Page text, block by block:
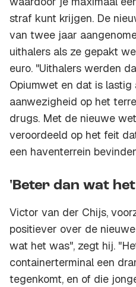
straf kunt krijgen. De
van twee jaar
uithalers als ze gepakt
euro. "Uithalers werden
Opiumwet en dat is
aanwezigheid op het
drugs. Met de nieuwe
veroordeeld op het feit
een haventerrein
'Beter dan wat
Victor van der Chijs,
positiever over de
wat het was", zegt hij.
containerterminal een
tegenkomt, en of die